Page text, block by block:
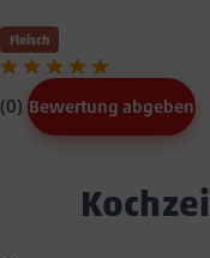
Fleisch
(0) Bewertung abgeben
Text